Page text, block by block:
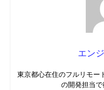
エン
東京都心在住のフルリモー
の開発担当で